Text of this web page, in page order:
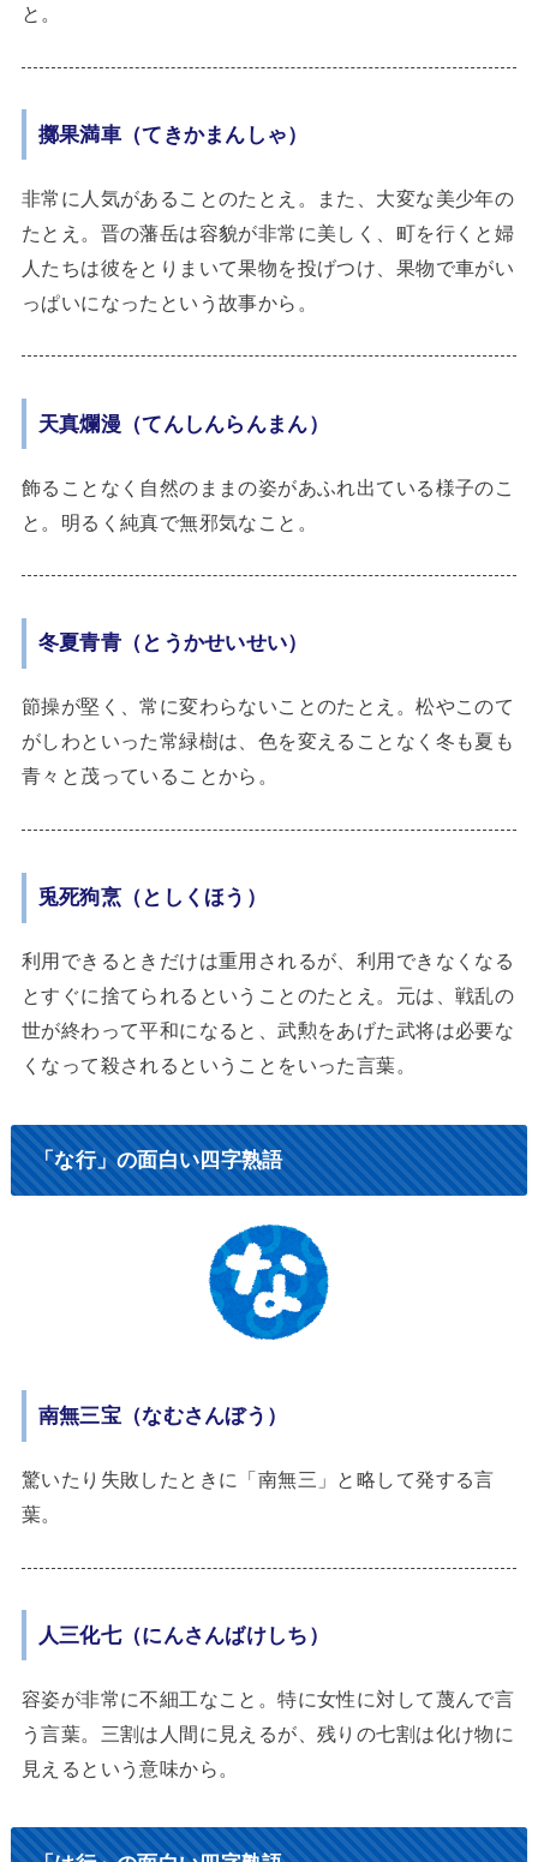
と。
擲果満車（てきかまんしゃ）
非常に人気があることのたとえ。また、大変な美少年の
たとえ。晋の藩岳は容貌が非常に美しく、町を行くと婦
人たちは彼をとりまいて果物を投げつけ、果物で車がい
っぱいになったという故事から。
天真爛漫（てんしんらんまん）
飾ることなく自然のままの姿があふれ出ている様子のこ
と。明るく純真で無邪気なこと。
冬夏青青（とうかせいせい）
節操が堅く、常に変わらないことのたとえ。松やこのて
がしわといった常緑樹は、色を変えることなく冬も夏も
青々と茂っていることから。
兎死狗烹（としくほう）
利用できるときだけは重用されるが、利用できなくなる
とすぐに捨てられるということのたとえ。元は、戦乱の
世が終わって平和になると、武勲をあげた武将は必要な
くなって殺されるということをいった言葉。
「な行」の面白い四字熟語
南無三宝（なむさんぼう）
驚いたり失敗したときに「南無三」と略して発する言
葉。
人三化七（にんさんばけしち）
容姿が非常に不細工なこと。特に女性に対して蔑んで言
う言葉。三割は人間に見えるが、残りの七割は化け物に
見えるという意味から。